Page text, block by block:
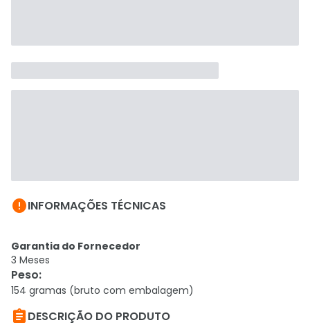
INFORMAÇÕES TÉCNICAS
Garantia do Fornecedor
3 Meses
Peso:
154 gramas (bruto com embalagem)
DESCRIÇÃO DO PRODUTO